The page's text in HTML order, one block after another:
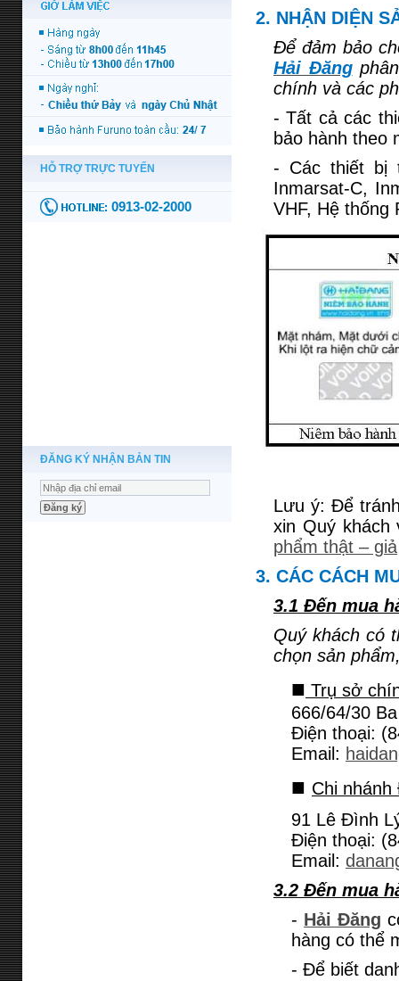
ĐĂNG KÝ NHẬN BẢN TIN
2. NHẬN DIỆN
Để đảm bảo
Hải Đăng
chính và các
- Tất cả các
bảo hành theo
- Các thiết bị
Inmarsat-C,
VHF, Hệ thống
Lưu ý: Để
xin Quý
phẩm thật – giả
3. CÁC CÁCH
3.1 Đến mua
Quý khách có
chọn sản
■ Trụ sở
666/64/30
Điện thoại:
Email:
■ Chi
91 Lê Đình
Điện thoại:
Email:
3.2 Đến mua
- Hải Đăng
hàng có thể
- Để biết